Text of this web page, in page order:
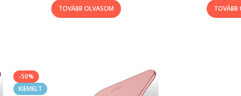
TOVÁBB OLVASOM TOVÁBB
-50%
KIEMELT